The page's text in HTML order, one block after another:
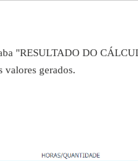
"RESULTADO DO
valores gerados.